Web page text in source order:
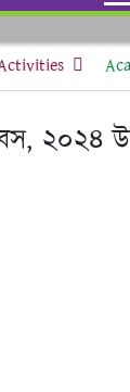
২০২৪